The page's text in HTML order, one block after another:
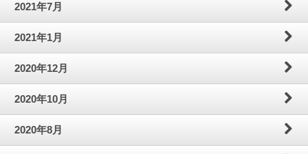
2021年7月
2021年1月
2020年12月
2020年10月
2020年8月